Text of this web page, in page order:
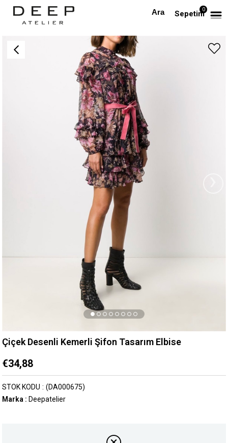
Sepetim0
Anasayfa TÜM ELBİSELER Çiçek Desenli Kemerli Şifon Tasarım Elbise
Çiçek Desenli Kemerli Şifon Tasarım Elbise
€34,88
(DA000675)
STOK KODU
Marka : Deepatelier